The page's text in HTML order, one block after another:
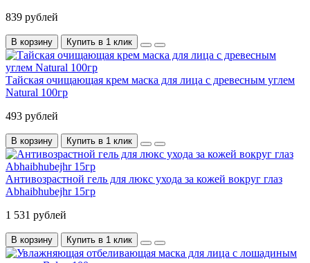
839 рублей
В корзину Купить в 1 клик
Тайская очищающая крем маска для лица с древесным углем
Natural 100гр
493 рублей
В корзину Купить в 1 клик
Антивозрастной гель для люкс ухода за кожей вокруг глаз
Abhaibhubejhr 15гр
1 531 рублей
В корзину Купить в 1 клик